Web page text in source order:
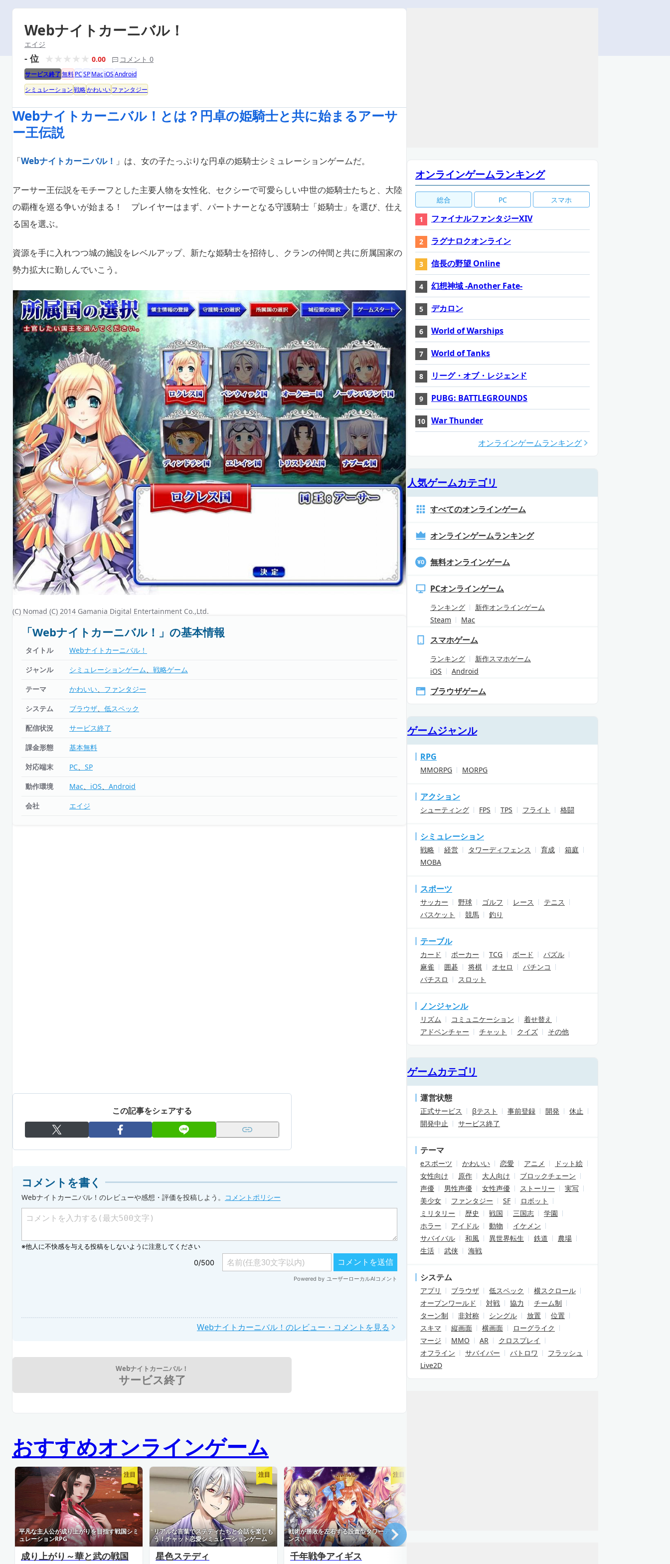
Webナイトカーニバル！
エイジ
- 位 0.00 コメント 0
サービス終了無料PCSPMaciOSAndroid
シミュレーション戦略かわいいファンタジー
Webナイトカーニバル！とは？円卓の姫騎士と共に始まるアーサ
ー王伝説
「Webナイトカーニバル！ 」は、女の子たっぷりな円卓の姫騎士シミュレーションゲームだ。
アーサー王伝説をモチーフとした主要人物を女性化、セクシーで可愛らしい中世の姫騎士たちと、大陸
の覇権を巡る争いが始まる！ プレイヤーはまず、パートナーとなる守護騎士「姫騎士」を選び、仕え
る国を選ぶ。
資源を手に入れつつ城の施設をレベルアップ、新たな姫騎士を招待し、クランの仲間と共に所属国家の
勢力拡大に勤しんでいこう。
(C) Nomad (C) 2014 Gamania Digital Entertainment Co.,Ltd.
「Webナイトカーニバル！」の基本情報
タイトル Webナイトカーニバル！
ジャンル シミュレーションゲーム 戦略ゲーム
テーマ かわいい ファンタジー
システム ブラウザ 低スペック
配信状況 サービス終了
課金形態 基本無料
対応端末 PC SP
動作環境 Mac iOS Android
会社 エイジ
この記事をシェアする
コメントを書く
Webナイトカーニバル！のレビューや感想・評価を投稿しよう。 コメントポリシー
Webナイトカーニバル！のレビュー・コメントを見る
Webナイトカーニバル！
サービス終了
おすすめオンラインゲーム
成り上がり～華と武の戦国
平凡な主人公が成り上がりを目指す戦国シミ
ュレーションRPG
注目
星色ステディ
リアルな言葉でステディたちと会話を楽しも
う！チャット恋愛シミュレーションゲーム
注目
千年戦争アイギス
戦術が勝敗を左右する設置型タワーディフェ
ンス！
注目
オンラインゲームランキング
総合 PC スマホ
ファイナルファンタジーXIV
ラグナロクオンライン
信長の野望 Online
幻想神域 -Another Fate-
デカロン
World of Warships
World of Tanks
リーグ・オブ・レジェンド
PUBG: BATTLEGROUNDS
War Thunder
オンラインゲームランキング
人気ゲームカテゴリ
すべてのオンラインゲーム
オンラインゲームランキング
無料オンラインゲーム
PCオンラインゲーム
ランキング
新作オンラインゲーム
Steam
Mac
スマホゲーム
ランキング
新作スマホゲーム
iOS
Android
ブラウザゲーム
ゲームジャンル
RPG
MMORPG MORPG
アクション
シューティング FPS TPS フライト 格闘
シミュレーション
戦略 経営 タワーディフェンス 育成
箱庭
MOBA
スポーツ
サッカー 野球 ゴルフ レース
テニス
バスケット
競馬 釣り
テーブル
カード ポーカー TCG ボード
パズル
麻雀
囲碁 将棋 オセロ
パチンコ
パチスロ
スロット
ノンジャンル
リズム コミュニケーション
着せ替え
アドベンチャー
チャット クイズ その他
ゲームカテゴリ
運営状態
正式サービス βテスト 事前登録 開発
休止
開発中止
サービス終了
テーマ
eスポーツ かわいい 恋愛 アニメ
ドット絵
女性向け
原作 大人向け
ブロックチェーン
声優
男性声優 女性声優 ストーリー
実写
美少女
ファンタジー SF
ロボット
ミリタリー
歴史 戦国 三国志
学園
ホラー
アイドル 動物
イケメン
サバイバル
和風 異世界転生 鉄道
農場
生活
武侠 海戦
システム
アプリ ブラウザ 低スペック
横スクロール
オープンワールド
対戦 協力
チーム制
ターン制
非対称 シングル 放置
位置
スキマ
縦画面 横画面
ローグライク
マージ
MMO AR
クロスプレイ
オフライン
サバイバー バトロワ
フラッシュ
Live2D